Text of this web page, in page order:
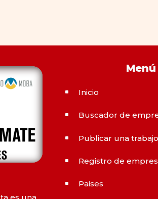
Menú
^ Inicio
^ Buscador de
^ Publicar una trabajo
^ Registro de
^ Paises